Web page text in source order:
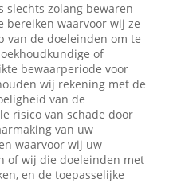
slechts zolang bewaren
bereiken waarvoor wij ze
van de doeleinden om te
of
bewaarperiode voor
wij rekening met de
van de
risico van schade door
van uw
waarvoor wij uw
of wij die doeleinden met
en de toepasselijke